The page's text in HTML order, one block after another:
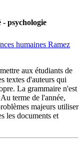
- psychologie
humaines Ramez
aux étudiants de
textes d'auteurs qui
La grammaire n'est
terme de l'année,
majeurs utiliser
les documents et